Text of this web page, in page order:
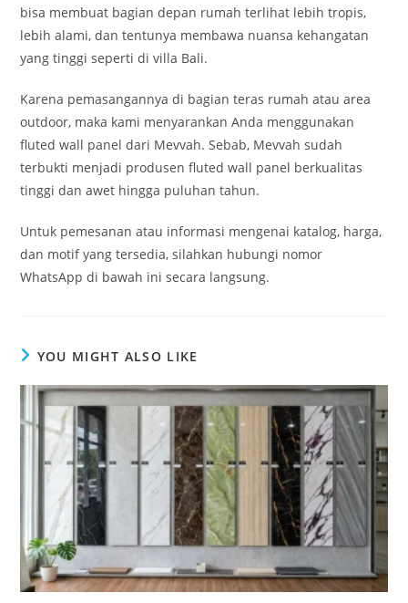
bisa membuat bagian depan rumah terlihat lebih tropis,
lebih alami, dan tentunya membawa nuansa kehangatan
yang tinggi seperti di villa Bali.
Karena pemasangannya di bagian teras rumah atau area
outdoor, maka kami menyarankan Anda menggunakan
fluted wall panel dari Mevvah. Sebab, Mevvah sudah
terbukti menjadi produsen fluted wall panel berkualitas
tinggi dan awet hingga puluhan tahun.
Untuk pemesanan atau informasi mengenai katalog, harga,
dan motif yang tersedia, silahkan hubungi nomor
WhatsApp di bawah ini secara langsung.
YOU MIGHT ALSO LIKE